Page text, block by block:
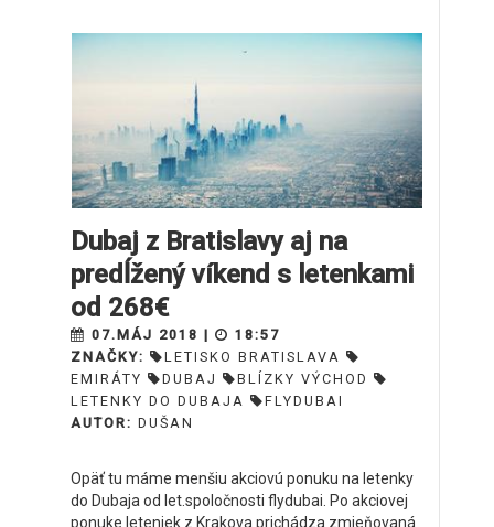
Dubaj z Bratislavy aj na
predĺžený víkend s letenkami
od 268€
07.MÁJ 2018 |
18:57
ZNAČKY:
LETISKO BRATISLAVA
EMIRÁTY
DUBAJ
BLÍZKY VÝCHOD
LETENKY DO DUBAJA
FLYDUBAI
AUTOR: DUŠAN
Opäť tu máme menšiu akciovú ponuku na letenky
do Dubaja od let.spoločnosti flydubai. Po akciovej
ponuke leteniek z Krakova prichádza zmieňovaná